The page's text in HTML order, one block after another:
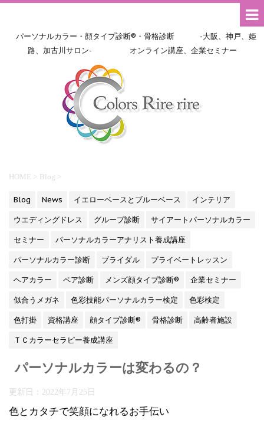
パーソナルカラー・顔タイプ診断®・骨格診断 -大阪、神戸、姫
路、加古川サロン- オンライン講座、企業セミナー
HOME > Blog >
Blog News イエローベースとブルーベース
インテリア
ウエディングドレス
グループ診断
サイアートパーソナルカラー
セミナー
パーソナルカラーアナリスト養成講座
パーソナルカラー診断
ブライダル
プライベートレッスン
ヘアカラー
ペア診断 メンズ顔タイプ診断®
企業セミナー
似合うメガネ
色彩技能パーソナルカラー検定
色彩検定
色打掛
資格講座 顔タイプ診断® 骨格診断
高齢者施設
ＴＣカラーセラピー養成講座
パーソナルカラーは変わるの？
更新日： 2022年7月25日
色とカタチで笑顔になれるお手伝い